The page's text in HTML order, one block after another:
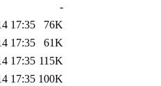
-
17:35
76K
17:35
61K
17:35 115K
17:35 100K